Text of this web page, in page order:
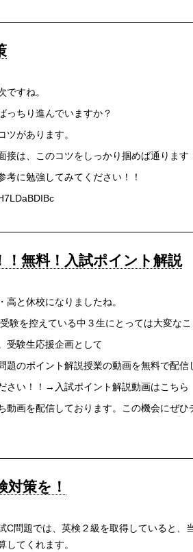
ですね。
っちり進んでいますか？
ツがあります。
接は、このコツをしっかり掴めば通ります
考に勉強してみてください！！
！無料！入試ポイント解説
高と休校になりましたね。
験を控えている中３生にとっては大変なこ
受験生応援企画として
題のポイント解説授業の動画を無料で配信
さい！！ →入試ポイント解説動画はこちら
動画を配信しております。この機会にぜ
対策を！
C問題では、英検２級を取得していると、
してくれます。